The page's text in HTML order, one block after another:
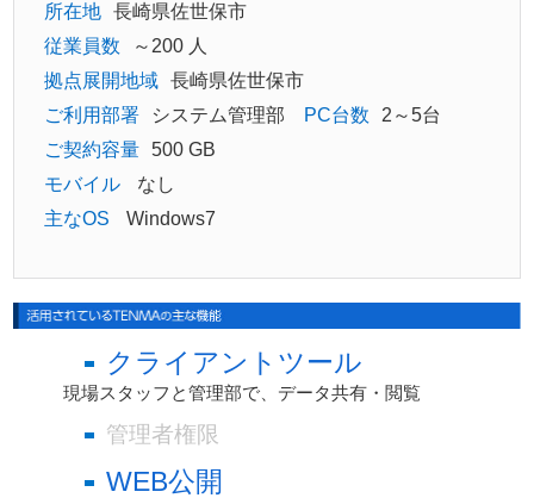
所在地
長崎県佐世保市
従業員数
～200 人
拠点展開地域
長崎県佐世保市
ご利用部署
システム管理部 PC台数
2～5台
ご契約容量
500 GB
モバイル
なし
主なOS
Windows7
クライアントツール
現場スタッフと管理部で、データ共有・閲覧
管理者権限
WEB公開